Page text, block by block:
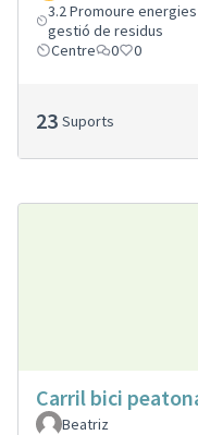
3.2 Promoure
gestió de residus
Centre
0 0
23 Suports
Carril bici
Beatriz